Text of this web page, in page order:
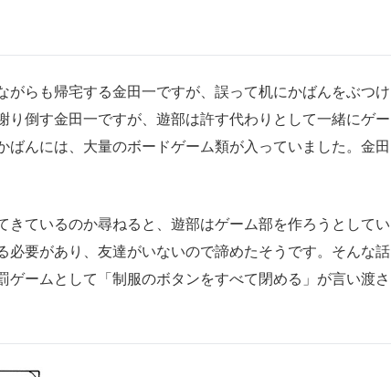
らも帰宅する金田一ですが、誤って机にかばんをぶつけ
り倒す金田一ですが、遊部は許す代わりとして一緒にゲー
ばんには、大量のボードゲーム類が入っていました。金田
ているのか尋ねると、遊部はゲーム部を作ろうとしてい
必要があり、友達がいないので諦めたそうです。そんな話
ゲームとして「制服のボタンをすべて閉める」が言い渡さ